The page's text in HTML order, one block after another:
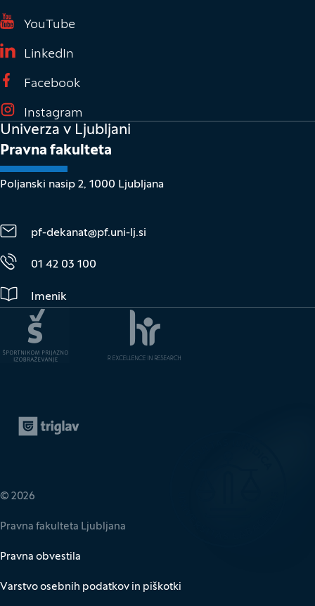
YouTube
LinkedIn
Facebook
Instagram
Univerza v Ljubljani
Pravna fakulteta
Poljanski nasip 2, 1000 Ljubljana
pf-dekanat@pf.uni-lj.si
01 42 03 100
Imenik
© 2026
Pravna fakulteta Ljubljana
Pravna obvestila
Varstvo osebnih podatkov in piškotki